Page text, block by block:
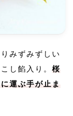
みずみずしい
し餡入り。 桜
運ぶ手が止ま